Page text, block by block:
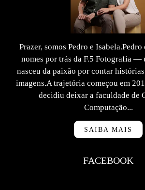
Prazer, somos Pedro e Isabela.Pedro
nomes por trás da F.5 Fotografia —
nasceu da paixão por contar
imagens.A trajetória começou em
decidiu deixar a faculdade de
Computação...
SAIBA MAIS
FACEBOOK